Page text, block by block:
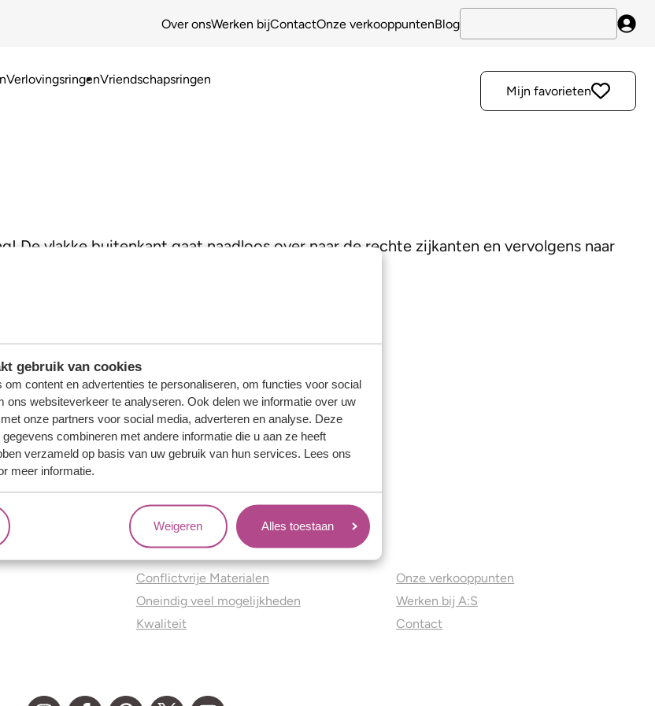
gebruik van cookies
om content en advertenties te personaliseren, om functies voor social
ons websiteverkeer te analyseren. Ook delen we informatie over uw
onze partners voor social media, adverteren en analyse. Deze
combineren met andere informatie die u aan ze heeft
verzameld op basis van uw gebruik van hun services. Lees ons
meer informatie.
Weigeren Alles toestaan
Over onsWerken bijContactOnze verkooppuntenBlog
VerlovingsringenVriendschapsringen
Mijn favorieten
De vlakke buitenkant gaat naadloos over naar de rechte zijkanten en vervolgens naar
moderne look!
Jouw voordelen
Conflictvrije Materialen
Oneindig veel mogelijkheden
Kwaliteit
Onze verkooppunten
Werken bij A:S
Contact